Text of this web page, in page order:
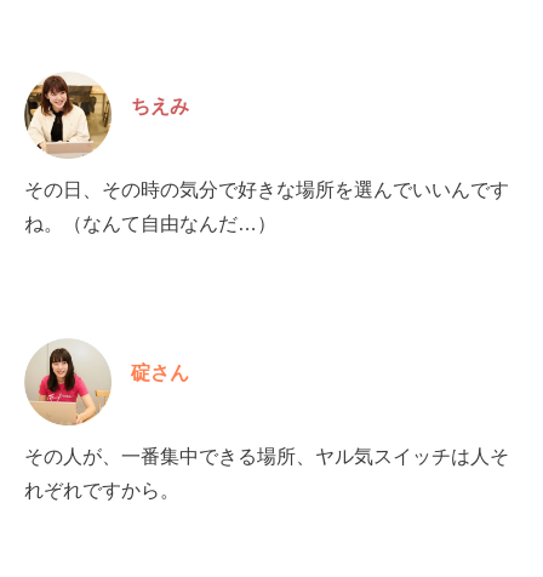
ちえみ
その日、その時の気分で好きな場所を選んでいいんです
ね。（なんて自由なんだ…）
碇さん
その人が、一番集中できる場所、ヤル気スイッチは人そ
れぞれですから。